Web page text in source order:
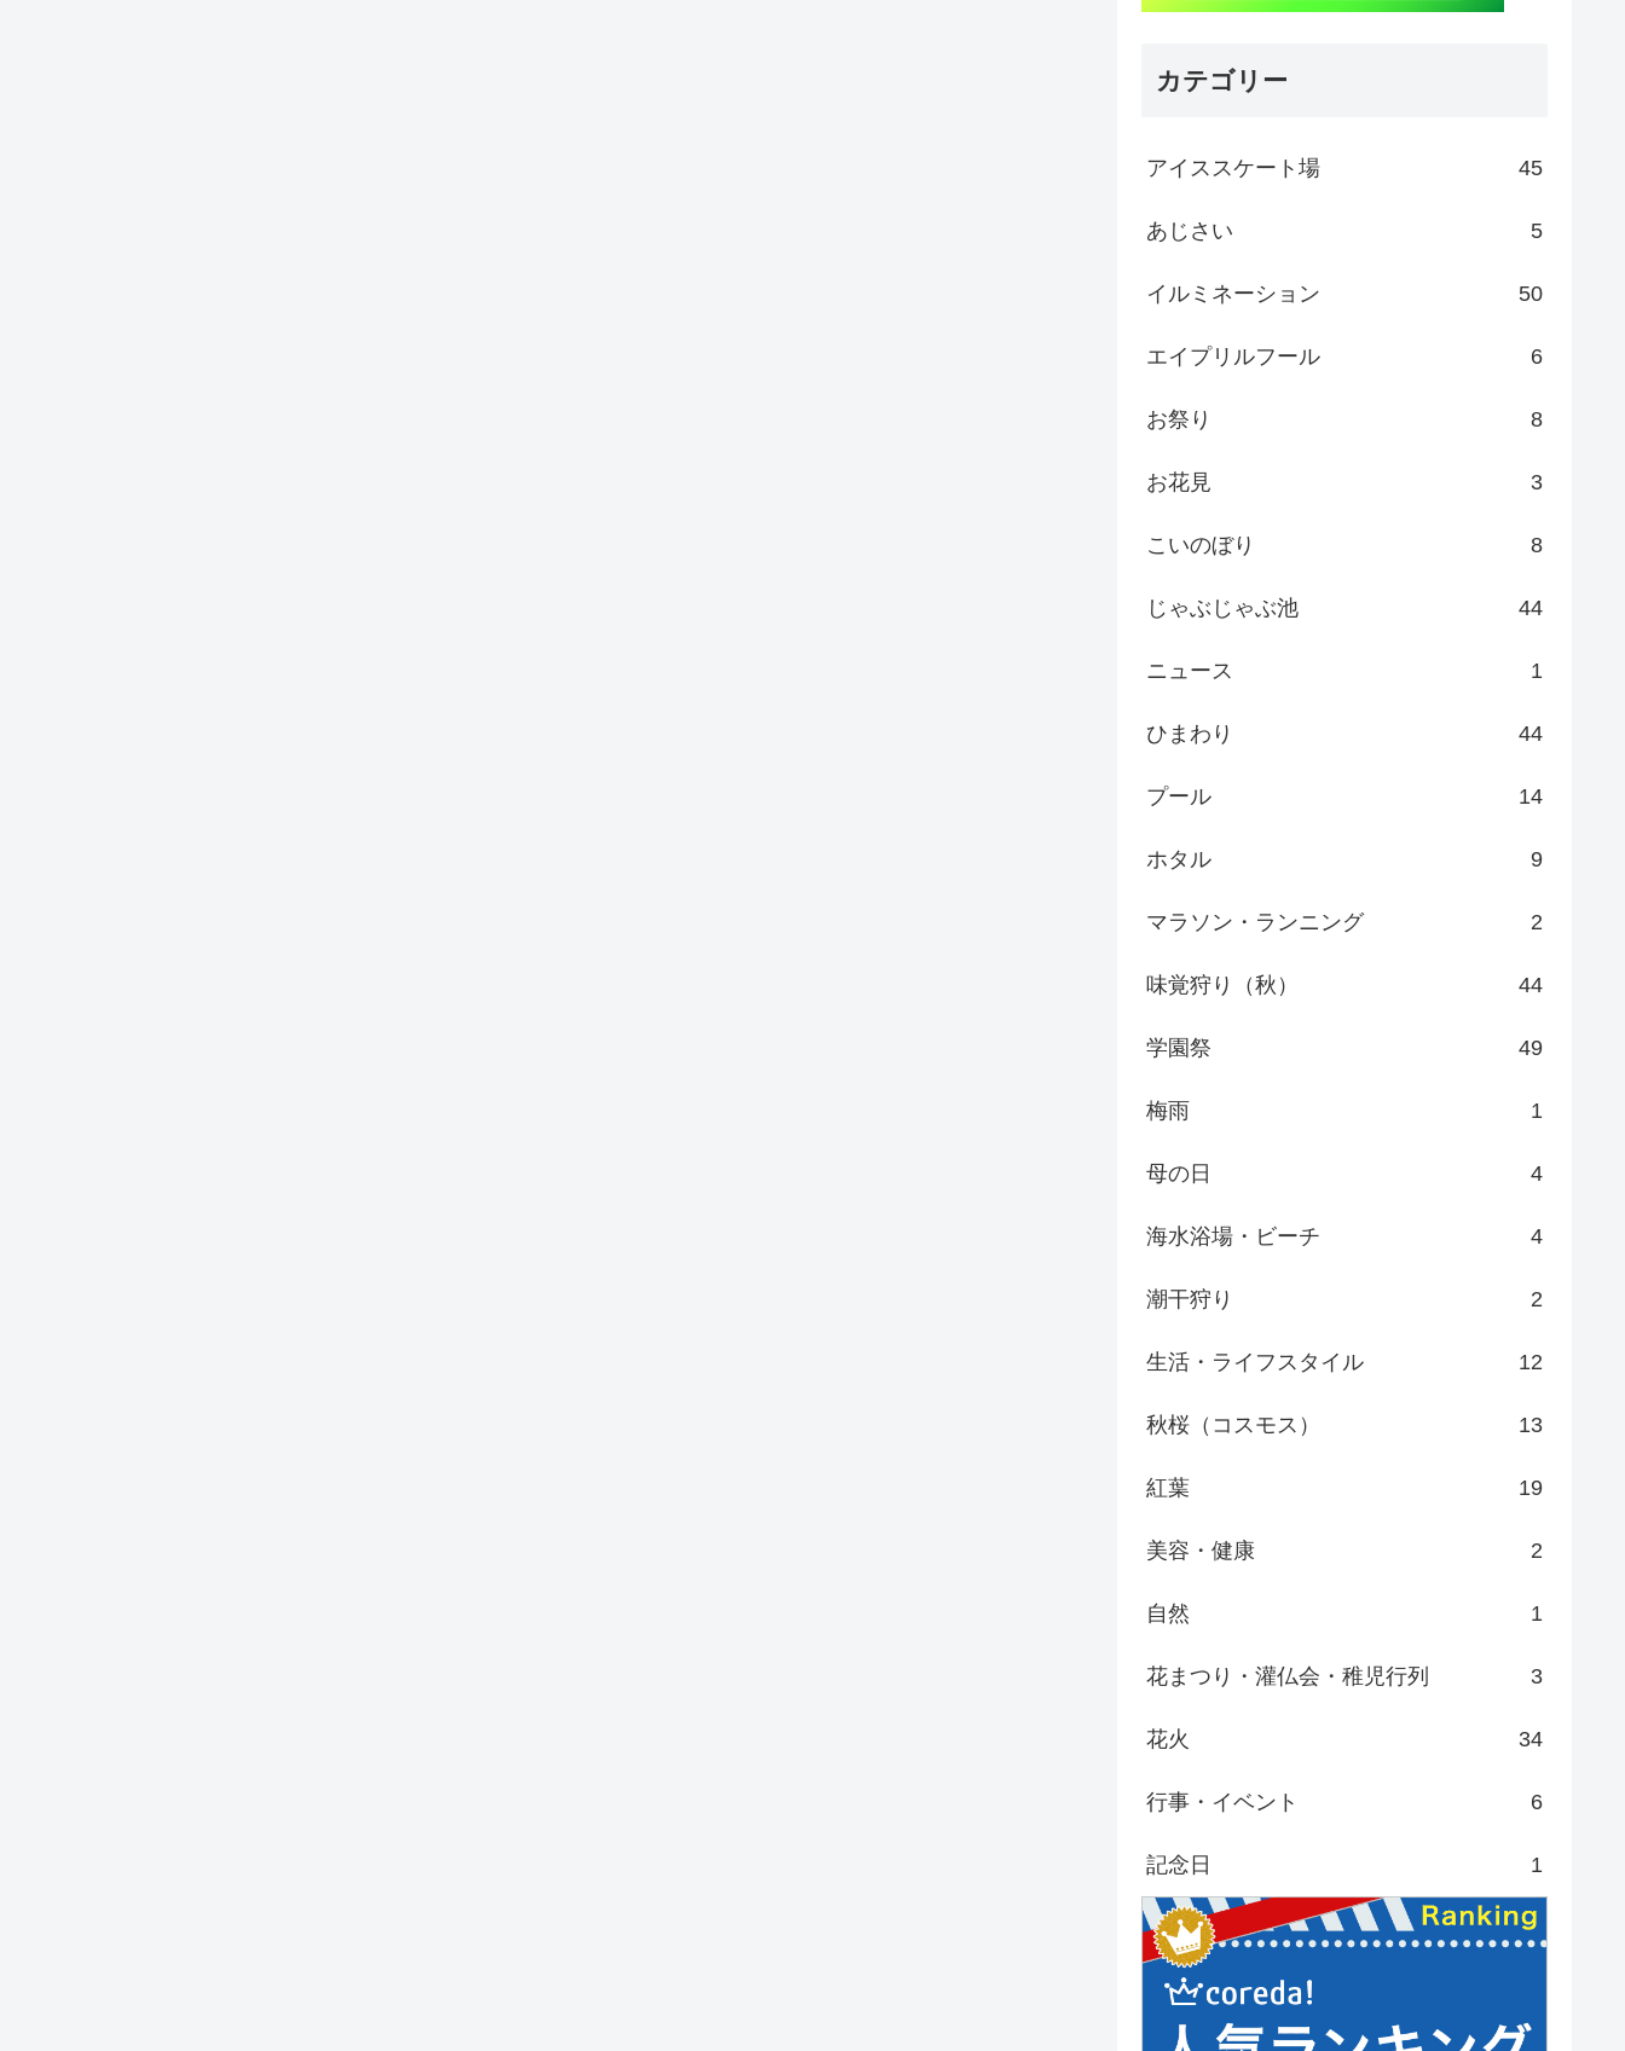
カテゴリー
アイススケート場 45
あじさい 5
イルミネーション 50
エイプリルフール 6
お祭り 8
お花見 3
こいのぼり 8
じゃぶじゃぶ池 44
ニュース 1
ひまわり 44
プール 14
ホタル 9
マラソン・ランニング 2
味覚狩り（秋） 44
学園祭 49
梅雨 1
母の日 4
海水浴場・ビーチ 4
潮干狩り 2
生活・ライフスタイル 12
秋桜（コスモス） 13
紅葉 19
美容・健康 2
自然 1
花まつり・灌仏会・稚児行列 3
花火 34
行事・イベント 6
記念日 1